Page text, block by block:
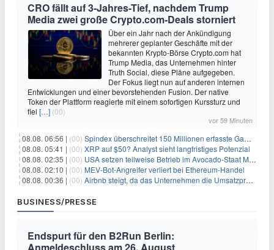
CRO fällt auf 3-Jahres-Tief, nachdem Trump
Media zwei große Crypto.com-Deals storniert
Über ein Jahr nach der Ankündigung
mehrerer geplanter Geschäfte mit der
bekannten Krypto-Börse Crypto.com hat
Trump Media, das Unternehmen hinter
Truth Social, diese Pläne aufgegeben.
Der Fokus liegt nun auf anderen internen
Entwicklungen und einer bevorstehenden Fusion. Der native
Token der Plattform reagierte mit einem sofortigen Kurssturz und
fiel […] (00)
vor 59 Minuten
08.08. 06:56 | (00) Spindex überschreitet 150 Millionen erfasste Gaming-Ereignisse in Echtzeit-Datenpipeline
08.08. 05:41 | (00) XRP auf $50? Analyst sieht langfristiges Potenzial
08.08. 02:35 | (00) USA setzen teilweise Betrieb im Avocado-Staat Michoacán in Mexiko wieder in Gang
08.08. 02:10 | (00) MEV-Bot-Angreifer verliert bei Ethereum-Handel
08.08. 00:36 | (00) Airbnb steigt, da das Unternehmen die Umsatzprognose anhebt und starkes Wachstum signalisiert
BUSINESS/PRESSE
Endspurt für den B2Run Berlin: